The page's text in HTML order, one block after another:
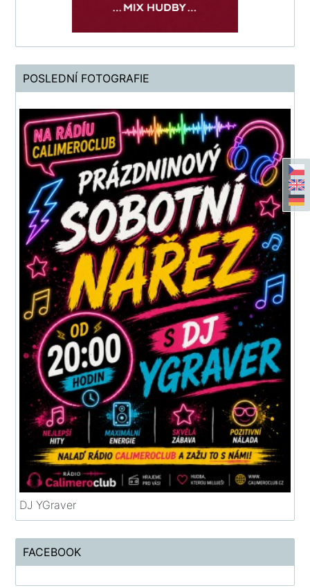
POSLEDNÍ FOTOGRAFIE
DJ YGraver
FACEBOOK